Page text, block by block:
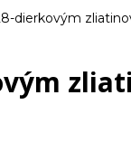
dierkovým